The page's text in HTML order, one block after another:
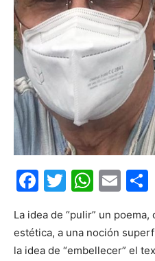
Facebook
Twitter
La idea de “pulir” un
estética, a una noción
la idea de “embellecer” el